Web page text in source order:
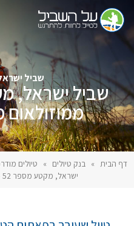
שביל
ממוזולאום
דף הבית »בנק טיולים » טיולים
ישראל, מקטע מספר 52 – ממוזולאום מזור לבן שמן